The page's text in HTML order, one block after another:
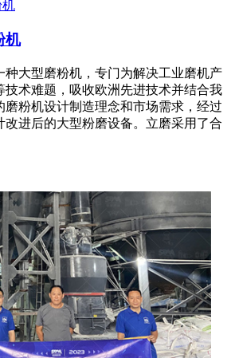
机
种大型磨粉机，专门为解决工业磨机产
技术难题，吸收欧洲先进技术并结合我
磨粉机设计制造理念和市场需求，经过
改进后的大型粉磨设备。立磨采用了合